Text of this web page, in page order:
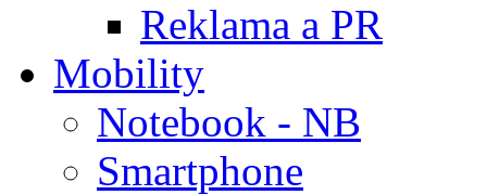
Reklama a PR
Mobility
Notebook - NB
Smartphone